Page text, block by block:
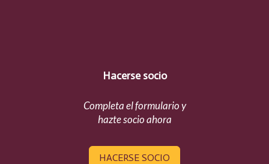
Hacerse socio
Completa el formulario y
hazte socio ahora
HACERSE SOCIO